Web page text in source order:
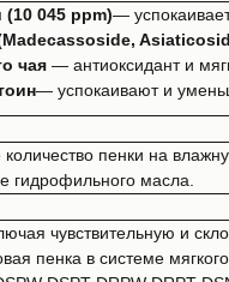
045 ppm)—
чая — антиоксидант и
— успокаивают и
пенки на
гидрофильного масла.
чувствительную и
пенка в системе